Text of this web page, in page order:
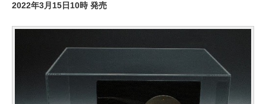
2022年3月15日10時 発売